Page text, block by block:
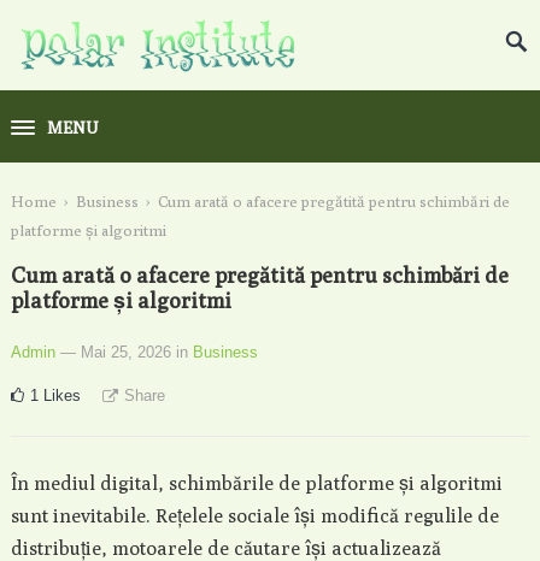
MENU
Home › Business › Cum arată o afacere pregătită pentru schimbări de
platforme și algoritmi
Cum arată o afacere pregătită pentru schimbări de
platforme și algoritmi
Admin — Mai 25, 2026 in Business
1 Likes Share
În mediul digital, schimbările de platforme și algoritmi
sunt inevitabile. Rețelele sociale își modifică regulile de
distribuție, motoarele de căutare își actualizează